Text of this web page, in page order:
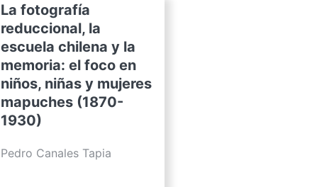
La fotografía
reduccional, la
escuela chilena y la
memoria: el foco en
niños, niñas y mujeres
mapuches (1870-
1930)
Pedro Canales Tapia